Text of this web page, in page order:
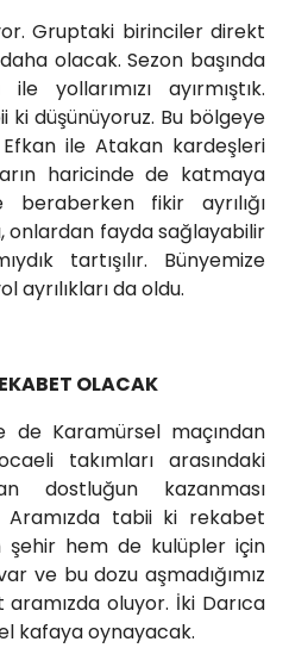
Gruptaki birinciler direkt
olacak. Sezon başında
yollarımızı ayırmıştık.
düşünüyoruz. Bu bölgeye
ile Atakan kardeşleri
haricinde de katmaya
beraberken fikir ayrılığı
onlardan fayda sağlayabilir
tartışılır. Bünyemize
ayrılıkları da oldu.
OLACAK
de Karamürsel maçından
takımları arasındaki
dostluğun kazanması
Aramızda tabii ki rekabet
şehir hem de kulüpler için
ve bu dozu aşmadığımız
oluyor. İki Darıca
kafaya oynayacak.